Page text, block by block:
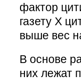
фактор
газету Х
выше вес
В основе
них лежат